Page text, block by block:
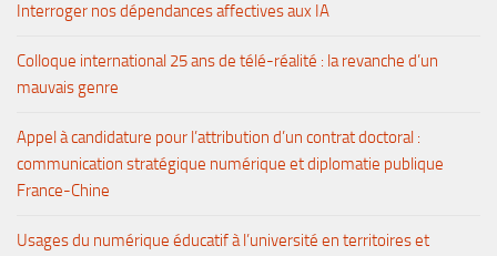
Interroger nos dépendances affectives aux IA
Colloque international 25 ans de télé-réalité : la revanche d’un
mauvais genre
Appel à candidature pour l’attribution d’un contrat doctoral :
communication stratégique numérique et diplomatie publique
France-Chine
Usages du numérique éducatif à l’université en territoires et